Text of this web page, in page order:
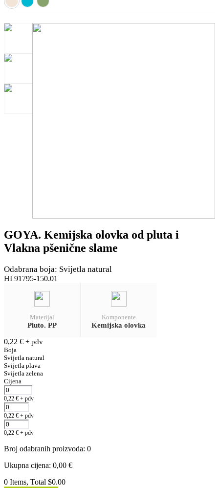
GOYA. Kemijska olovka od pluta i
Vlakna pšenične slame
Odabrana boja: Svijetla natural
HI 91795-150.01
Materijal
Pluto. PP
Komponente
Kemijska olovka
0,22 € + pdv
Boja
Svijetla natural
Svijetla plava
Svijetla zelena
Cijena
0,22 € + pdv
0,22 € + pdv
0,22 € + pdv
Broj odabranih proizvoda: 0
Ukupna cijena: 0,00 €
0 Items, Total $0.00